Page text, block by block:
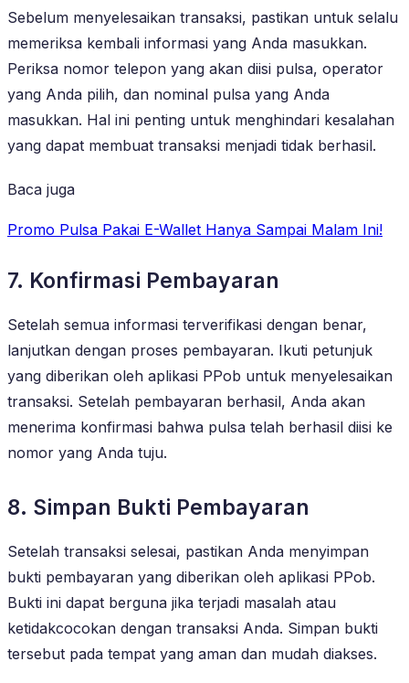
Sebelum menyelesaikan transaksi, pastikan untuk selalu
memeriksa kembali informasi yang Anda masukkan.
Periksa nomor telepon yang akan diisi pulsa, operator
yang Anda pilih, dan nominal pulsa yang Anda
masukkan. Hal ini penting untuk menghindari kesalahan
yang dapat membuat transaksi menjadi tidak berhasil.
Baca juga
Promo Pulsa Pakai E-Wallet Hanya Sampai Malam Ini!
7. Konfirmasi Pembayaran
Setelah semua informasi terverifikasi dengan benar,
lanjutkan dengan proses pembayaran. Ikuti petunjuk
yang diberikan oleh aplikasi PPob untuk menyelesaikan
transaksi. Setelah pembayaran berhasil, Anda akan
menerima konfirmasi bahwa pulsa telah berhasil diisi ke
nomor yang Anda tuju.
8. Simpan Bukti Pembayaran
Setelah transaksi selesai, pastikan Anda menyimpan
bukti pembayaran yang diberikan oleh aplikasi PPob.
Bukti ini dapat berguna jika terjadi masalah atau
ketidakcocokan dengan transaksi Anda. Simpan bukti
tersebut pada tempat yang aman dan mudah diakses.